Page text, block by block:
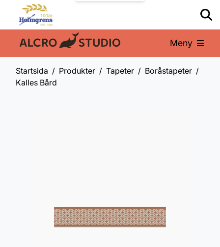
En del av: Meny
Startsida Produkter Tapeter
Boråstapeter
Kalles Bård